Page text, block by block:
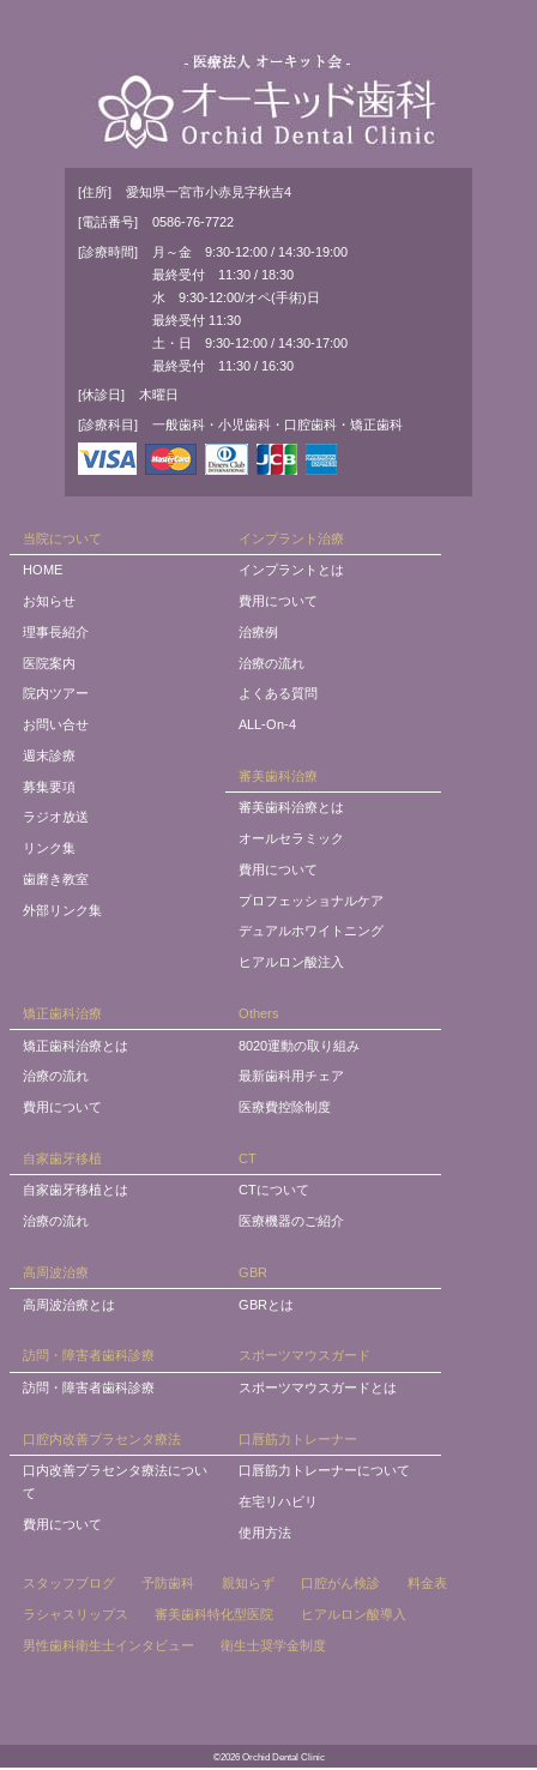
[住所] 愛知県一宮市小赤見字秋吉4
[電話番号] 0586-76-7722
[診療時間]
月～金 9:30-12:00 / 14:30-19:00
最終受付 11:30 / 18:30
水 9:30-12:00/オペ(手術)日
最終受付 11:30
土・日 9:30-12:00 / 14:30-17:00
最終受付 11:30 / 16:30
[休診日] 木曜日
[診療科目] 一般歯科・小児歯科・口腔歯科・矯正歯科
当院について
HOME
お知らせ
理事長紹介
医院案内
院内ツアー
お問い合せ
週末診療
募集要項
ラジオ放送
リンク集
歯磨き教室
外部リンク集
インプラント治療
インプラントとは
費用について
治療例
治療の流れ
よくある質問
ALL-On-4
審美歯科治療
審美歯科治療とは
オールセラミック
費用について
プロフェッショナルケア
デュアルホワイトニング
ヒアルロン酸注入
矯正歯科治療
矯正歯科治療とは
治療の流れ
費用について
Others
8020運動の取り組み
最新歯科用チェア
医療費控除制度
自家歯牙移植
自家歯牙移植とは
治療の流れ
CT
CTについて
医療機器のご紹介
高周波治療
高周波治療とは
GBR
GBRとは
訪問・障害者歯科診療
訪問・障害者歯科診療
スポーツマウスガード
スポーツマウスガードとは
口腔内改善プラセンタ療法
口内改善プラセンタ療法につい
て
費用について
口唇筋力トレーナー
口唇筋力トレーナーについて
在宅リハビリ
使用方法
スタッフブログ 予防歯科 親知らず 口腔がん検診 料金表
ラシャスリップス 審美歯科特化型医院 ヒアルロン酸導入
男性歯科衛生士インタビュー 衛生士奨学金制度
©2026 Orchid Dental Clinic